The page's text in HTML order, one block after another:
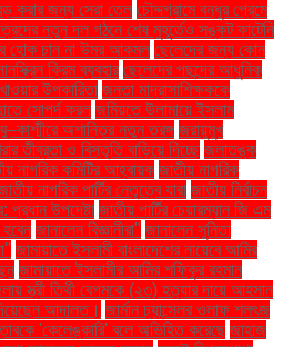
করার জন্য সেরা তেল চৌদ্দগ্রামে বন্ধুর প্রেমে
নতুন দল গঠনে শেষ মুহূর্তেও সঙ্কট কাটেনি
হোক চান না উমর আকমল ছেলেদের জন্য কোন
ক্রিম ব্যবহার ছেলেদের পছন্দের আধুনিক
উপকারিতা জনতা মাদ্রাসাশিক্ষককে
সোপর্দ করল জমিয়তে উলামায়ে ইসলাম
অশান্তির নতুন তরঙ্গ জরায়ুমুখ
তীব্রতা ও বিস্তৃতি বাড়িয়ে দিচ্ছে জলাতঙ্ক
নাগরিক কমিটির আহ্বায়ক জাতীয় নাগরিক
নাগরিক পার্টির নেতৃত্বে যারা জাতীয় নির্বাচন
প্রধান উপদেষ্টা জাতীয় পার্টির চেয়ারম্যান জি এম
জানালেন বিজ্ঞানীরা" জানালেন সুনিতা
জামায়াতে ইসলামী বাংলাদেশের নায়েবে আমির
জামায়াতে ইসলামীর আমির শফিকুর রহমান
স্ত্রী তিথী বেগমকে (২৩) হত্যার দায়ে আহসান
আদালত। জার্মান চ্যান্সেলর ওলাফ শলৎজ
'কেলেঙ্কারি' বলে অভিহিত করেছে জাহাজ